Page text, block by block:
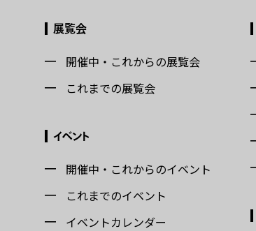
展覧会
開催中・これからの展覧会
これまでの展覧会
イベント
開催中・これからのイベント
これまでのイベント
イベントカレンダー